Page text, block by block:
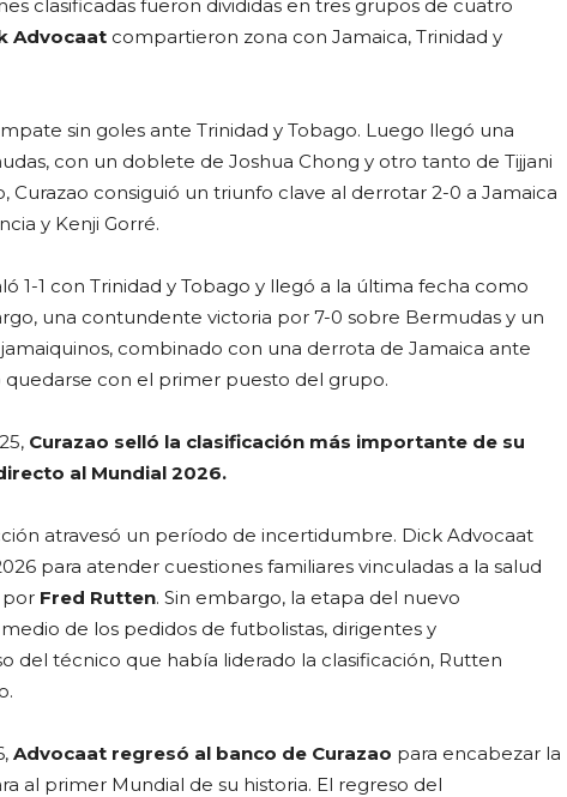
clasificadas fueron divididas en tres grupos de cuatro
Advocaat compartieron zona con Jamaica, Trinidad y
sin goles ante Trinidad y Tobago. Luego llegó una
con un doblete de Joshua Chong y otro tanto de Tijjani
Curazao consiguió un triunfo clave al derrotar 2-0 a Jamaica
y Kenji Gorré.
1-1 con Trinidad y Tobago y llegó a la última fecha como
una contundente victoria por 7-0 sobre Bermudas y un
combinado con una derrota de Jamaica ante
quedarse con el primer puesto del grupo.
Curazao selló la clasificación más importante de su
al Mundial 2026.
atravesó un período de incertidumbre. Dick Advocaat
para atender cuestiones familiares vinculadas a la salud
por Fred Rutten. Sin embargo, la etapa del nuevo
de los pedidos de futbolistas, dirigentes y
del técnico que había liderado la clasificación, Rutten
Advocaat regresó al banco de Curazao para encabezar la
al primer Mundial de su historia. El regreso del